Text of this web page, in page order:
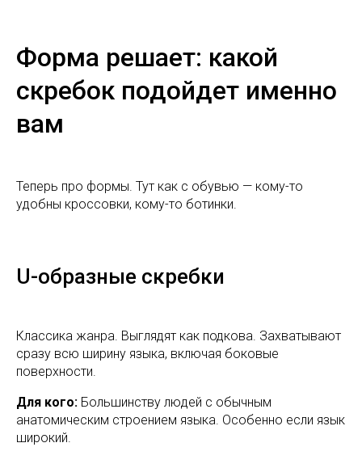
Форма решает: какой
скребок подойдет именно
вам
Теперь про формы. Тут как с обувью — кому-то
удобны кроссовки, кому-то ботинки.
U-образные скребки
Классика жанра. Выглядят как подкова. Захватывают
сразу всю ширину языка, включая боковые
поверхности.
Для кого: Большинству людей с обычным
анатомическим строением языка. Особенно если язык
широкий.